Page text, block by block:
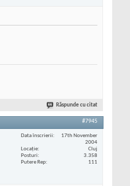
Răspunde cu citat
#7945
Data înscrierii
17th November
2004
Locaţie
Cluj
Posturi
3.358
Putere Rep
111